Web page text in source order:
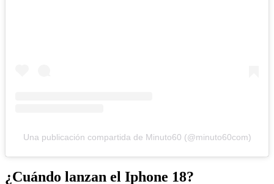
Una publicación compartida de Minuto60 (@minuto60com)
¿Cuándo lanzan el Iphone 18?